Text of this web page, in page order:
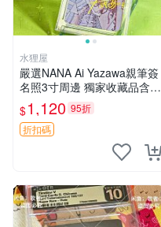
水狸屋
嚴選NANA Ai Yazawa親筆簽
名照3寸周邊 獨家收藏品含卡
磚 日版中古 默認初瑕 周邊
照片 署名
$1,120 95折
折扣碼